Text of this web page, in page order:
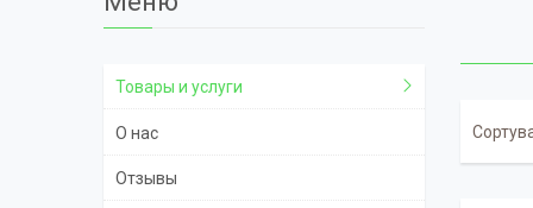
Товары и услуги
О нас
Отзывы